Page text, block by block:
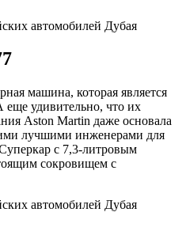
машина, которая является
удивительно, что их
Aston Martin даже основала
лучшими инженерами для
с 7,3-литровым
сокровищем с